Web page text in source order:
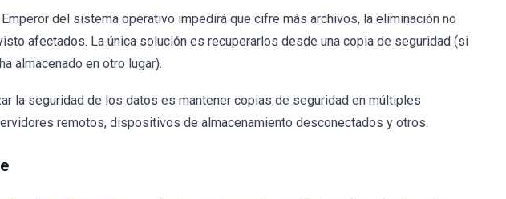
del sistema operativo impedirá que cifre más archivos, la eliminación no
afectados. La única solución es recuperarlos desde una copia de seguridad (si
almacenado en otro lugar).
la seguridad de los datos es mantener copias de seguridad en múltiples
remotos, dispositivos de almacenamiento desconectados y otros.